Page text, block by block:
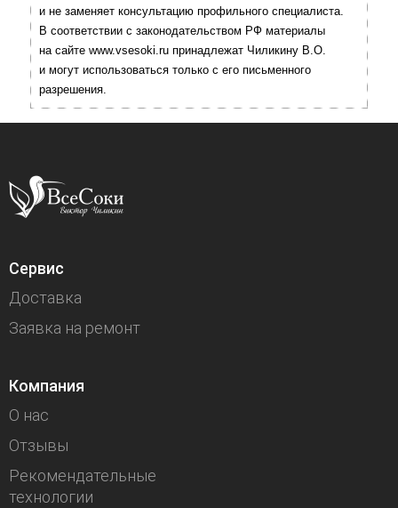
и не заменяет консультацию профильного специалиста.
В соответствии с законодательством РФ материалы
на сайте www.vsesoki.ru принадлежат Чиликину В.О.
и могут использоваться только с его письменного
разрешения.
Сервис
Доставка
Заявка на ремонт
Компания
О нас
Отзывы
Рекомендательные
технологии